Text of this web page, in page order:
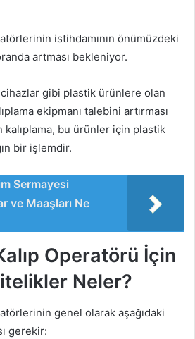
istihdamının önümüzdeki
artması bekleniyor.
gibi plastik ürünlere olan
ekipmanı talebini artırması
kalıplama, bu ürünler için plastik
bir işlemdir.
Sermayesi
ve Maaşları Ne
Operatörü İçin
Neler?
genel olarak aşağıdaki
gerekir: